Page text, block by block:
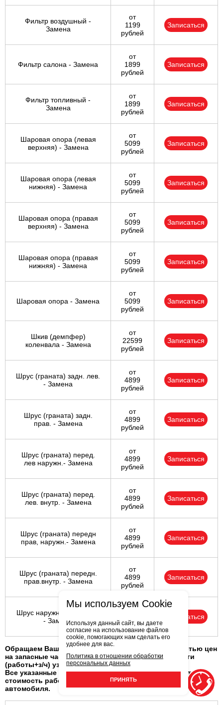
Фильтр воздушный -
Замена
от
1199
рублей
Записаться
Фильтр салона - Замена
от
1899
рублей
Записаться
Фильтр топливный -
Замена
от
1899
рублей
Записаться
Шаровая опора (левая
верхняя) - Замена
от
5099
рублей
Записаться
Шаровая опора (левая
нижняя) - Замена
от
5099
рублей
Записаться
Шаровая опора (правая
верхняя) - Замена
от
5099
рублей
Записаться
Шаровая опора (правая
нижняя) - Замена
от
5099
рублей
Записаться
Шаровая опора - Замена
от
5099
рублей
Записаться
Шкив (демпфер)
коленвала - Замена
от
22599
рублей
Записаться
Шрус (граната) задн. лев.
- Замена
от
4899
рублей
Записаться
Шрус (граната) задн.
прав. - Замена
от
4899
рублей
Записаться
Шрус (граната) перед.
лев наружн.- Замена
от
4899
рублей
Записаться
Шрус (граната) перед.
лев. внутр. - Замена
от
4899
рублей
Записаться
Шрус (граната) передн
прав, наружн.- Замена
от
4899
рублей
Записаться
Шрус (граната) передн.
прав.внутр. - Замена
от
4899
рублей
Записаться
Шрус наружний (граната)
- Замена
от
рублей
Записаться
Обращаем Ваше внимание: в связи с нестабильностью цен
на запасные части, окончательную стоимость услуги
(работы+з/ч) узнавайте на СТО.
Все указанные цены розничные в рублях, включают НДС,
стоимость работ и з/ч, за одну услугу, для одного
автомобиля.
Мы используем Cookie
Используя данный сайт, вы даете
согласие на использование файлов
cookie, помогающих нам сделать его
удобнее для вас.
Политика в отношении обработки
персональных данных
ПРИНЯТЬ